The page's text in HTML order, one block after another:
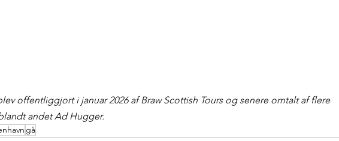
offentliggjort i januar 2026 af Braw Scottish Tours og senere omtalt af flere
andet Ad Hugger.
gå